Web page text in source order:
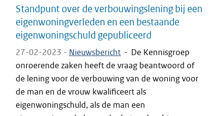
Standpunt over de verbouwingslening bij een
eigenwoningverleden en een bestaande
eigenwoningschuld gepubliceerd
27-02-2023 - Nieuwsbericht - De Kennisgroep
onroerende zaken heeft de vraag beantwoord of
de lening voor de verbouwing van de woning voor
de man en de vrouw kwalificeert als
eigenwoningschuld, als de man een